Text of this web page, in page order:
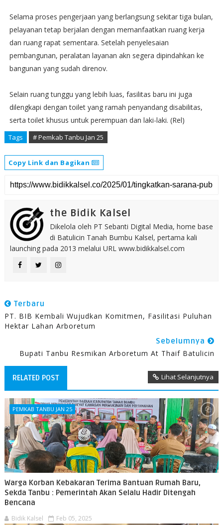
Selama proses pengerjaan yang berlangsung sekitar tiga bulan,
pelayanan tetap berjalan dengan memanfaatkan ruang kerja
dan ruang rapat sementara. Setelah penyelesaian
pembangunan, peralatan layanan akn segera dipindahkan ke
bangunan yang sudah direnov.
Selain ruang tunggu yang lebih luas, fasilitas baru ini juga
dilengkapi dengan toilet yang ramah penyandang disabilitas,
serta toilet khusus untuk perempuan dan laki-laki. (Rel)
Tags # Pemkab Tanbu Jan 25
Copy Link dan Bagikan
the Bidik Kalsel
Dikelola oleh PT Sebanti Digital Media, home base
di Batulicin Tanah Bumbu Kalsel, pertama kali
launching pada 2013 melalui URL www.bidikkalsel.com
Terbaru
PT. BIB Kembali Wujudkan Komitmen, Fasilitasi Puluhan
Hektar Lahan Arboretum
Sebelumnya
Bupati Tanbu Resmikan Arboretum At Thaif Batulicin
RELATED POST Lihat Selanjutnya
PEMKAB TANBU JAN 25
Warga Korban Kebakaran Terima Bantuan Rumah Baru,
Sekda Tanbu : Pemerintah Akan Selalu Hadir Ditengah
Bencana
Bidik Kalsel Feb 05, 2025